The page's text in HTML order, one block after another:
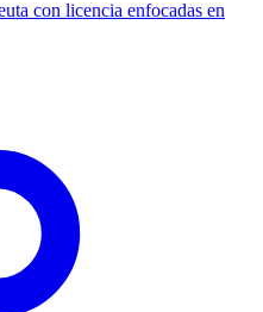
con licencia enfocadas en